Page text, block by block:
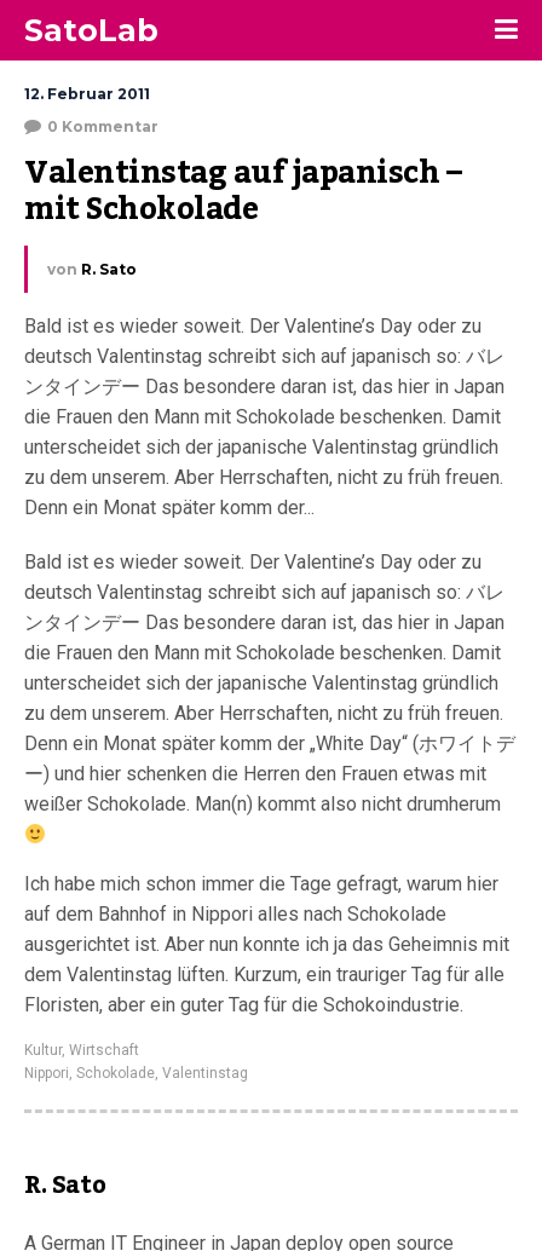
SatoLab
12. Februar 2011
0 Kommentar
Valentinstag auf japanisch –
mit Schokolade
von R. Sato
Bald ist es wieder soweit. Der Valentine’s Day oder zu
deutsch Valentinstag schreibt sich auf japanisch so: バレ
ンタインデー Das besondere daran ist, das hier in Japan
die Frauen den Mann mit Schokolade beschenken. Damit
unterscheidet sich der japanische Valentinstag gründlich
zu dem unserem. Aber Herrschaften, nicht zu früh freuen.
Denn ein Monat später komm der...
Bald ist es wieder soweit. Der Valentine’s Day oder zu
deutsch Valentinstag schreibt sich auf japanisch so: バレ
ンタインデー Das besondere daran ist, das hier in Japan
die Frauen den Mann mit Schokolade beschenken. Damit
unterscheidet sich der japanische Valentinstag gründlich
zu dem unserem. Aber Herrschaften, nicht zu früh freuen.
Denn ein Monat später komm der „White Day“ (ホワイトデ
ー) und hier schenken die Herren den Frauen etwas mit
weißer Schokolade. Man(n) kommt also nicht drumherum
Ich habe mich schon immer die Tage gefragt, warum hier
auf dem Bahnhof in Nippori alles nach Schokolade
ausgerichtet ist. Aber nun konnte ich ja das Geheimnis mit
dem Valentinstag lüften. Kurzum, ein trauriger Tag für alle
Floristen, aber ein guter Tag für die Schokoindustrie.
Kultur, Wirtschaft
Nippori, Schokolade, Valentinstag
R. Sato
A German IT Engineer in Japan deploy open source